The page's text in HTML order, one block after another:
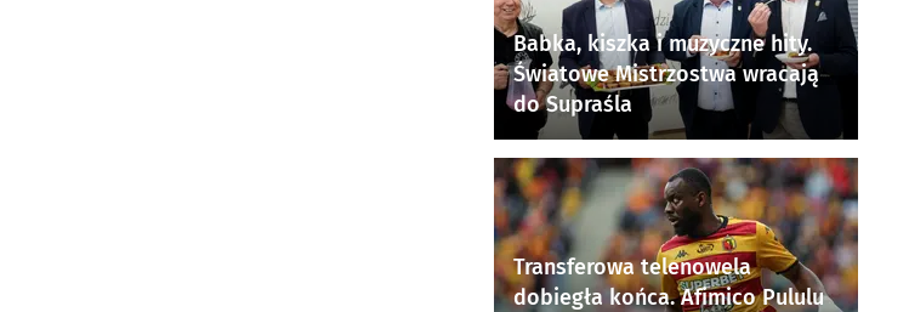
Babka, kiszka i muzyczne hity.
Światowe Mistrzostwa wracają
do Supraśla
Transferowa telenowela
dobiegła końca. Afimico Pululu